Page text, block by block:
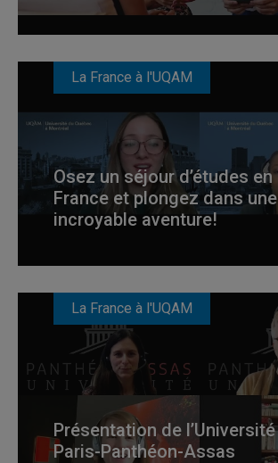
La France à l'UQAM
Osez un séjour d’études en
France et plongez dans une
incroyable aventure!
La France à l'UQAM
Présentation de l’Université
Paris-Panthéon-Assas